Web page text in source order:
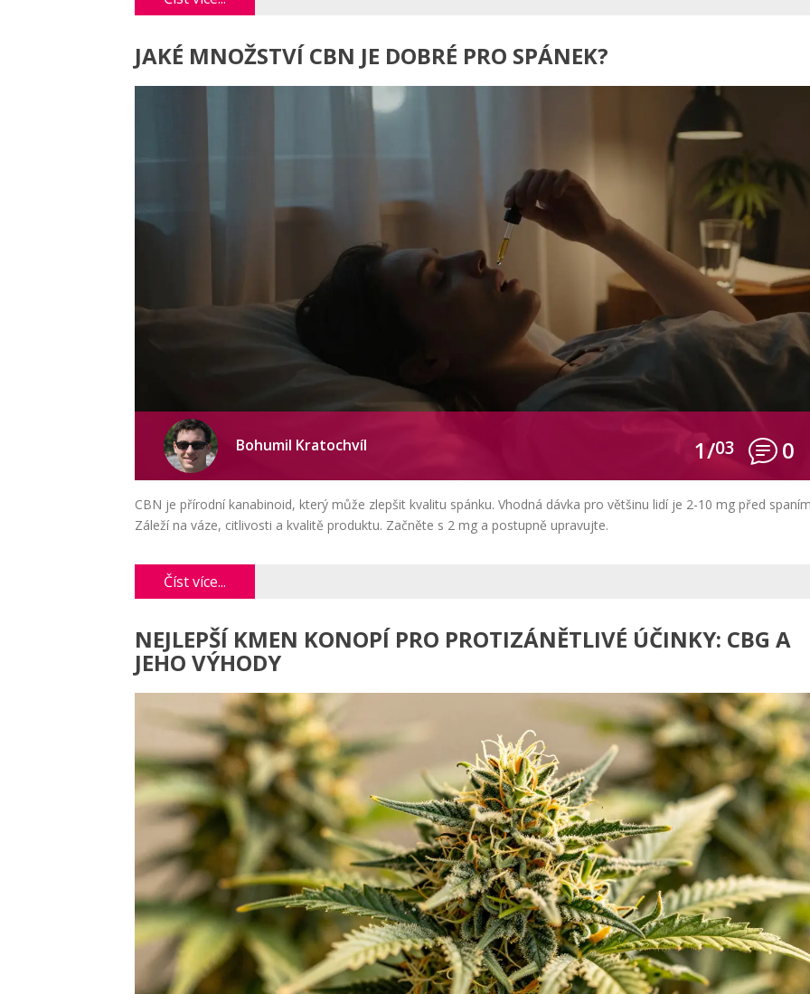
JAKÉ MNOŽSTVÍ CBN JE DOBRÉ PRO SPÁNEK?
Bohumil Kratochvíl 1/03 0
CBN je přírodní kanabinoid, který může zlepšit kvalitu spánku. Vhodná dávka pro většinu lidí je 2-10 mg před
Záleží na váze, citlivosti a kvalitě produktu. Začněte s 2 mg a postupně upravujte.
Číst více...
NEJLEPŠÍ KMEN KONOPÍ PRO PROTIZÁNĚTLIVÉ ÚČINKY: CBG A
JEHO VÝHODY